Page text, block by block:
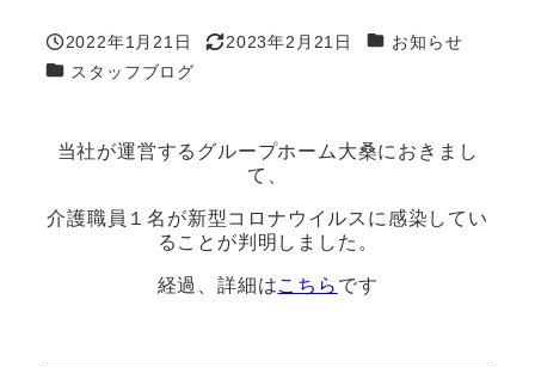
投稿日
2022年1月21日
更新日
2023年2月21日 カテゴリー
お知らせ
カテゴリー
スタッフブログ
当社が運営するグループホーム大桑におきまし
て、
介護職員１名が新型コロナウイルスに感染してい
ることが判明しました。
経過、詳細はこちら です